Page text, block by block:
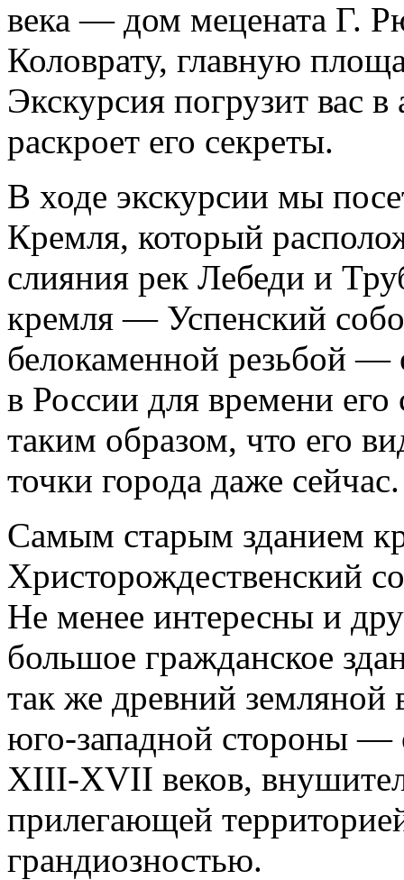
века — дом мецената Г.
Коловрату, главную
Экскурсия погрузит вас
раскроет его секреты.
В ходе экскурсии мы
Кремля, который
слияния рек Лебеди и
кремля — Успенский
белокаменной резьбой
в России для времени его
таким образом, что его
точки города даже сейчас.
Самым старым зданием
Христорождественский
Не менее интересны и
большое гражданское
так же древний
юго-западной стороны —
XIII-XVII веков,
прилегающей
грандиозностью.